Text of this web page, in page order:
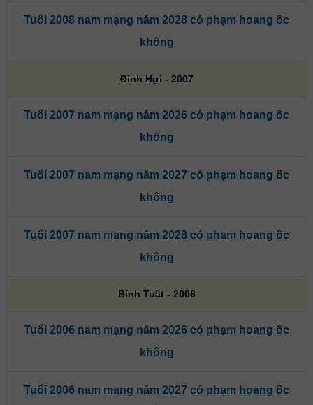
Tuổi 2008 nam mạng năm 2028 có phạm hoang ốc
không
Đinh Hợi - 2007
Tuổi 2007 nam mạng năm 2026 có phạm hoang ốc
không
Tuổi 2007 nam mạng năm 2027 có phạm hoang ốc
không
Tuổi 2007 nam mạng năm 2028 có phạm hoang ốc
không
Bính Tuất - 2006
Tuổi 2006 nam mạng năm 2026 có phạm hoang ốc
không
Tuổi 2006 nam mạng năm 2027 có phạm hoang ốc